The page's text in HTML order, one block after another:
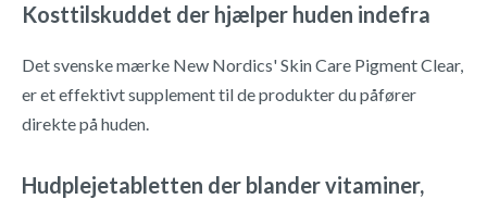
Kosttilskuddet der hjælper huden indefra
Det svenske mærke New Nordics' Skin Care Pigment Clear,
er et effektivt supplement til de produkter du påfører
direkte på huden.
Hudplejetabletten der blander vitaminer,